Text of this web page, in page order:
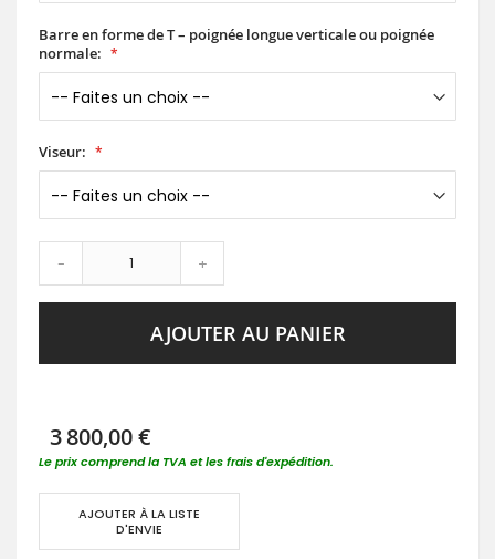
Barre en forme de T – poignée longue verticale ou poignée
normale:
Viseur:
- +
AJOUTER AU PANIER
3 800,00 €
Le prix comprend la TVA et les frais d'expédition.
AJOUTER À LA LISTE
D'ENVIE